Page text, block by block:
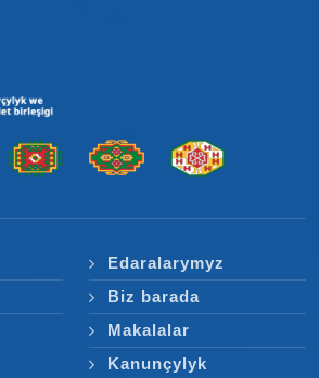
Edaralarymyz
Biz barada
Makalalar
Kanunçylyk